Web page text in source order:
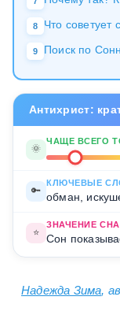
8 Что советует
9 Поиск по
Антихрист:
🌞
ЧАЩЕ ВСЕГО
🔑
КЛЮЧЕВЫЕ
обман,
⭐
ЗНАЧЕНИЕ
Сон
Надежда Зима,